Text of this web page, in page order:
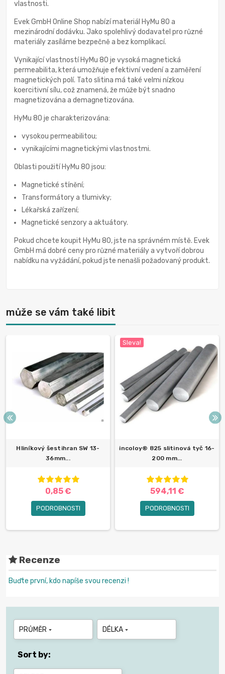
vlastnosti.
Evek GmbH Online Shop nabízí materiál HyMu 80 a
mezinárodní dodávku. Jako spolehlivý dodavatel pro různé
materiály zasíláme bezpečně a bez komplikací.
Vynikající vlastností HyMu 80 je vysoká magnetická
permeabilita, která umožňuje efektivní vedení a zaměření
magnetických polí. Tato slitina má také velmi nízkou
koercitivní sílu, což znamená, že může být snadno
magnetizována a demagnetizována.
HyMu 80 je charakterizována:
vysokou permeabilitou;
vynikajícími magnetickými vlastnostmi.
Oblasti použití HyMu 80 jsou:
Magnetické stínění;
Transformátory a tlumivky;
Lékařská zařízení;
Magnetické senzory a aktuátory.
Pokud chcete koupit HyMu 80, jste na správném místě. Evek
GmbH má dobré ceny pro různé materiály a vytvoří dobrou
nabídku na vyžádání, pokud jste nenašli požadovaný produkt.
může se vám také libit
Hliníkový šestihran SW 13-
36mm...
0,85 €
PODROBNOSTI
Sleva!
incoloy® 825 slitinová tyč 16-
200 mm...
594,11 €
PODROBNOSTI
Recenze
Buďte první, kdo napíše svou recenzi !
PRŮMĚR  DÉLKA 
Sort by: